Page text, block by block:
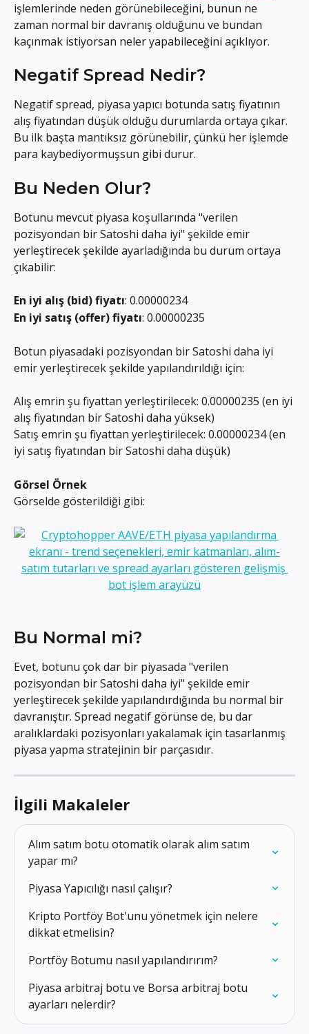
işlemlerinde neden görünebileceğini, bunun ne
zaman normal bir davranış olduğunu ve bundan
kaçınmak istiyorsan neler yapabileceğini açıklıyor.
Negatif Spread Nedir?
Negatif spread, piyasa yapıcı botunda satış fiyatının
alış fiyatından düşük olduğu durumlarda ortaya çıkar.
Bu ilk başta mantıksız görünebilir, çünkü her işlemde
para kaybediyormuşsun gibi durur.
Bu Neden Olur?
Botunu mevcut piyasa koşullarında "verilen
pozisyondan bir Satoshi daha iyi" şekilde emir
yerleştirecek şekilde ayarladığında bu durum ortaya
çıkabilir:
En iyi alış (bid) fiyatı: 0.00000234
En iyi satış (offer) fiyatı: 0.00000235
Botun piyasadaki pozisyondan bir Satoshi daha iyi
emir yerleştirecek şekilde yapılandırıldığı için:
Alış emrin şu fiyattan yerleştirilecek: 0.00000235 (en iyi
alış fiyatından bir Satoshi daha yüksek)
Satış emrin şu fiyattan yerleştirilecek: 0.00000234 (en
iyi satış fiyatından bir Satoshi daha düşük)
Görsel Örnek
Görselde gösterildiği gibi:
Bu Normal mi?
Evet, botunu çok dar bir piyasada "verilen
pozisyondan bir Satoshi daha iyi" şekilde emir
yerleştirecek şekilde yapılandırdığında bu normal bir
davranıştır. Spread negatif görünse de, bu dar
aralıklardaki pozisyonları yakalamak için tasarlanmış
piyasa yapma stratejinin bir parçasıdır.
İlgili Makaleler
Alım satım botu otomatik olarak alım satım
yapar mı?
Piyasa Yapıcılığı nasıl çalışır?
Kripto Portföy Bot'unu yönetmek için nelere
dikkat etmelisin?
Portföy Botumu nasıl yapılandırırım?
Piyasa arbitraj botu ve Borsa arbitraj botu
ayarları nelerdir?